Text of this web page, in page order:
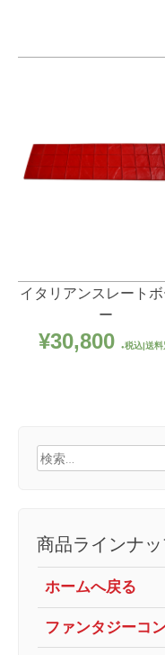
イタリアンスレート
ー
¥30,800 税込|送料
検
索:
商品ラインナ
ホームへ戻る
ファンタジーコ